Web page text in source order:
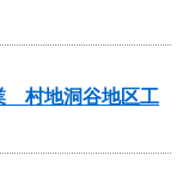
村地洞谷地区工